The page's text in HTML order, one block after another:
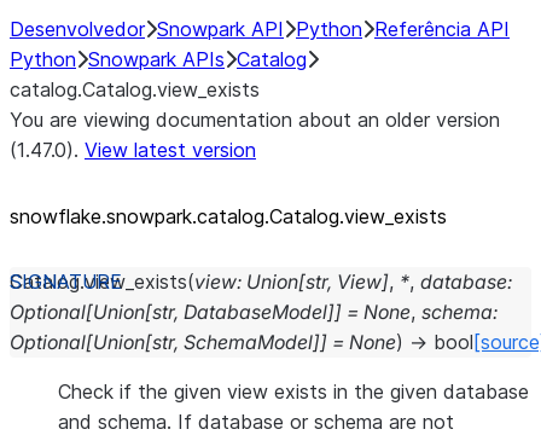
Desenvolvedor Snowpark API Python Referência API
Python Snowpark APIs Catalog
catalog.Catalog.view_exists
You are viewing documentation about an older version
(1.47.0). View latest version
snowflake.snowpark.catalog.Catalog.view_ exists
Catalog.view_exists(view: Union[str, View], *, database:
Optional[Union[str, DatabaseModel]] = None, schema:
Optional[Union[str, SchemaModel]] = None) → bool
Check if the given view exists in the given database
and schema. If database or schema are not